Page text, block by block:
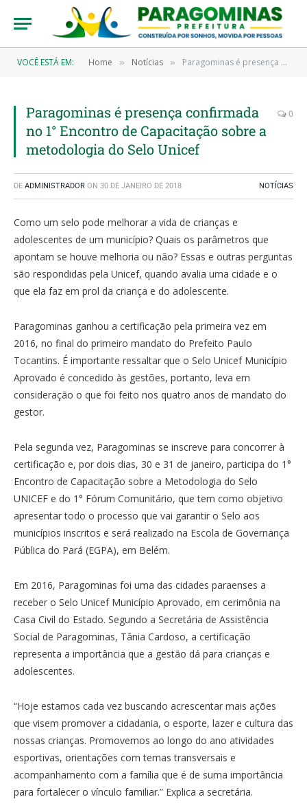
VOCÊ ESTÁ EM: Home » Notícias » Paragominas é presença confirmada no 1° Encontro de Capacitação sobre a metodologia do Selo Unicef
Paragominas é presença confirmada
no 1° Encontro de Capacitação sobre a
metodologia do Selo Unicef
0
DE ADMINISTRADOR ON 30 DE JANEIRO DE 2018 NOTÍCIAS
Como um selo pode melhorar a vida de crianças e
adolescentes de um município? Quais os parâmetros que
apontam se houve melhoria ou não? Essas e outras perguntas
são respondidas pela Unicef, quando avalia uma cidade e o
que ela faz em prol da criança e do adolescente.
Paragominas ganhou a certificação pela primeira vez em
2016, no final do primeiro mandato do Prefeito Paulo
Tocantins. É importante ressaltar que o Selo Unicef Município
Aprovado é concedido às gestões, portanto, leva em
consideração o que foi feito nos quatro anos de mandato do
gestor.
Pela segunda vez, Paragominas se inscreve para concorrer à
certificação e, por dois dias, 30 e 31 de janeiro, participa do 1°
Encontro de Capacitação sobre a Metodologia do Selo
UNICEF e do 1° Fórum Comunitário, que tem como objetivo
apresentar todo o processo que vai garantir o Selo aos
municípios inscritos e será realizado na Escola de Governança
Pública do Pará (EGPA), em Belém.
Em 2016, Paragominas foi uma das cidades paraenses a
receber o Selo Unicef Município Aprovado, em cerimônia na
Casa Civil do Estado. Segundo a Secretária de Assistência
Social de Paragominas, Tânia Cardoso, a certificação
representa a importância que a gestão dá para crianças e
adolescentes.
“Hoje estamos cada vez buscando acrescentar mais ações
que visem promover a cidadania, o esporte, lazer e cultura das
nossas crianças. Promovemos ao longo do ano atividades
esportivas, orientações com temas transversais e
acompanhamento com a família que é de suma importância
para fortalecer o vínculo familiar.” Explica a secretária.